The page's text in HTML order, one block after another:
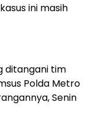
ini masih
ditangani tim
Polda Metro
Senin